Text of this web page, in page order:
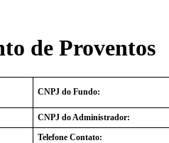
de Proventos
CNPJ do Fundo:
CNPJ do Administrador:
Telefone Contato: